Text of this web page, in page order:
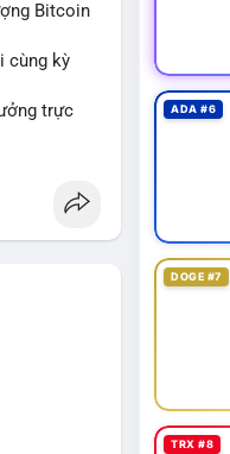
Bitcoin
cùng kỳ
trực
ADA #6
DOGE #7
TRX #8